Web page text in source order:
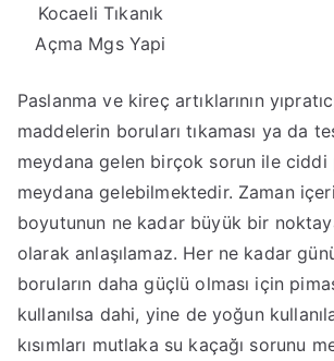
Kocaeli Tıkanık
Açma Mgs Yapi
Paslanma ve kireç artıklarının
maddelerin boruları tıkaması ya da
meydana gelen birçok sorun ile ciddi
meydana gelebilmektedir. Zaman
boyutunun ne kadar büyük bir
olarak anlaşılamaz. Her ne kadar
boruların daha güçlü olması için
kullanılsa dahi, yine de yoğun
kısımları mutlaka su kaçağı sorunu